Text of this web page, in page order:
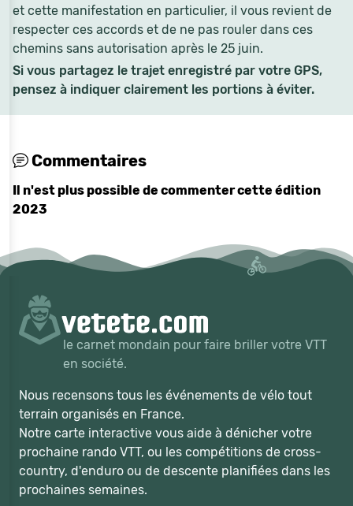
et cette manifestation en particulier, il vous revient de
respecter ces accords et de ne pas rouler dans ces
chemins sans autorisation après le 25 juin.
Si vous partagez le trajet enregistré par votre GPS,
pensez à indiquer clairement les portions à éviter.
Commentaires
Il n'est plus possible de commenter cette édition
2023
le carnet mondain pour faire briller votre VTT
en société.
Nous recensons tous les événements de vélo tout
terrain organisés en France.
Notre carte interactive vous aide à dénicher votre
prochaine rando VTT, ou les compétitions de cross-
country, d'enduro ou de descente planifiées dans les
prochaines semaines.